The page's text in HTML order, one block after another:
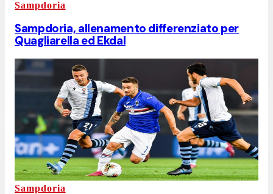
Sampdoria
Sampdoria, allenamento differenziato per
Quagliarella ed Ekdal
Sampdoria